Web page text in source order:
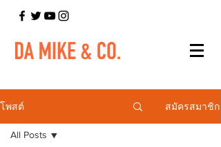
โพสต์ สมัครสมาชิก
All Posts